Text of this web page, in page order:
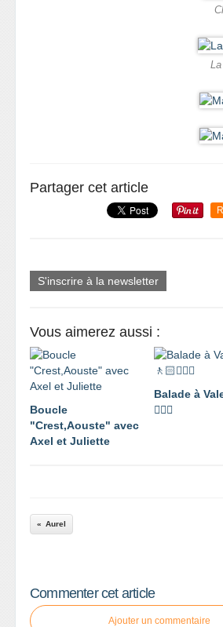
Partager cet article
S'inscrire à la newsletter
Vous aimerez aussi :
Boucle
"Crest,Aouste" avec
Axel et Juliette
Balade à
🚶🏼‍♂️
Aurel
Commenter cet article
Ajouter un commentaire